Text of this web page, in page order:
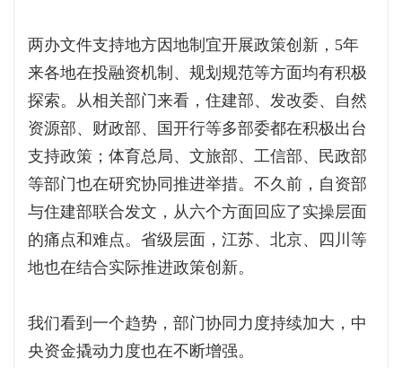
两办文件支持地方因地制宜开展政策创新，5年
来各地在投融资机制、规划规范等方面均有积极
探索。从相关部门来看，住建部、发改委、自然
资源部、财政部、国开行等多部委都在积极出台
支持政策；体育总局、文旅部、工信部、民政部
等部门也在研究协同推进举措。不久前，自资部
与住建部联合发文，从六个方面回应了实操层面
的痛点和难点。省级层面，江苏、北京、四川等
地也在结合实际推进政策创新。
我们看到一个趋势，部门协同力度持续加大，中
央资金撬动力度也在不断增强。